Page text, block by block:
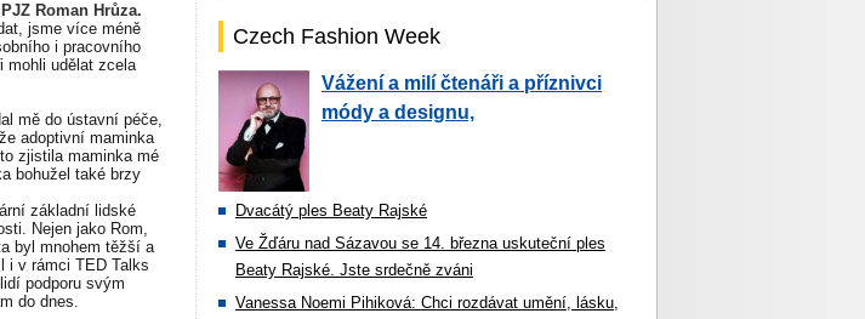
Roman Hrůza.
jsme více méně
i pracovního
mohli udělat zcela
mě do ústavní péče,
adoptivní maminka
zjistila maminka mé
bohužel také brzy
základní lidské
Nejen jako Rom,
byl mnohem těžší a
i v rámci TED Talks
podporu svým
do dnes.
Czech Fashion Week
Vážení a milí čtenáři a příznivci
módy a designu,
Dvacátý ples Beaty Rajské
Ve Žďáru nad Sázavou se 14. března uskuteční ples
Beaty Rajské. Jste srdečně zváni
Vanessa Noemi Pihiková: Chci rozdávat umění, lásku,